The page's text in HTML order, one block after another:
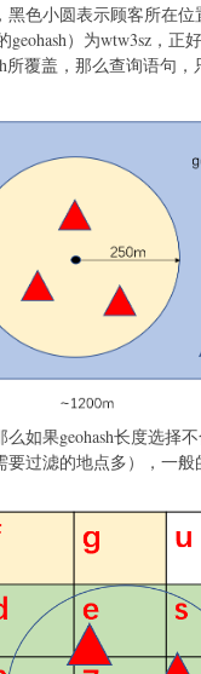
色小圆表示顾客所在
geohash）为wtw3sz，
所覆盖，那么查询语句
如果geohash长度选择
要过滤的地点多），一